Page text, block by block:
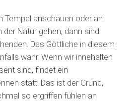
Tempel anschauen oder an
der Natur gehen, dann sind
Das Göttliche in diesem
wahr. Wenn wir innehalten
sind, findet ein
statt. Das ist der Grund,
so ergriffen fühlen an